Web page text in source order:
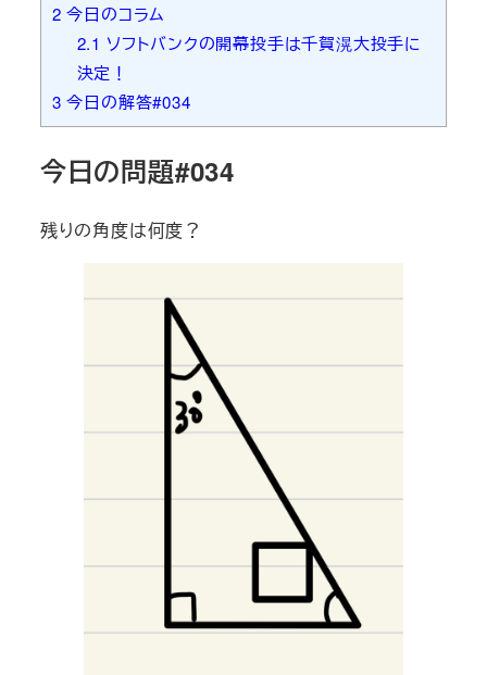
2 今日のコラム
2.1 ソフトバンクの開幕投手は千賀滉大投手に
決定！
3 今日の解答#034
今日の問題#034
残りの角度は何度？